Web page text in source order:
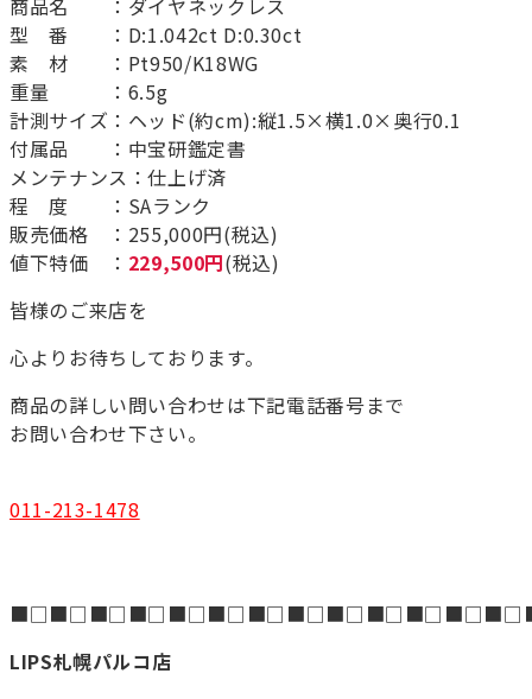
商品名 ：ダイヤネックレス
型 番 ：D:1.042ct D:0.30ct
素 材 ：Pt950/K18WG
重量 ：6.5g
計測サイズ：ヘッド(約cm):縦1.5×横1.0×奥行0.1
付属品 ：中宝研鑑定書
メンテナンス：仕上げ済
程 度 ：SAランク
販売価格 ：255,000円(税込)
値下特価 ： 229,500円(税込)
皆様のご来店を
心よりお待ちしております。
商品の詳しい問い合わせは下記電話番号まで
お問い合わせ下さい。
011-213-1478
LIPS札幌パルコ店